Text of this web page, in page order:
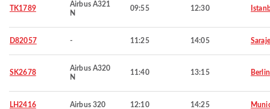
TK1789
Airbus A321
N
09:55 12:30
D82057 - 11:25 14:05
SK2678
Airbus A320
N
11:40 13:15 Berlin
LH2416 Airbus 320 12:10 14:25